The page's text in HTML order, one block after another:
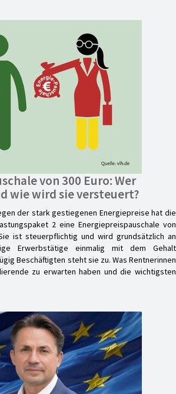
von 300 Euro: Wer
wie wird sie versteuert?
der stark gestiegenen Energiepreise hat die
2 eine Energiepreispauschale von
ist steuerpflichtig und wird grundsätzlich an
Erwerbstätige einmalig mit dem Gehalt
Beschäftigten steht sie zu. Was Rentnerinnen
zu erwarten haben und die wichtigsten